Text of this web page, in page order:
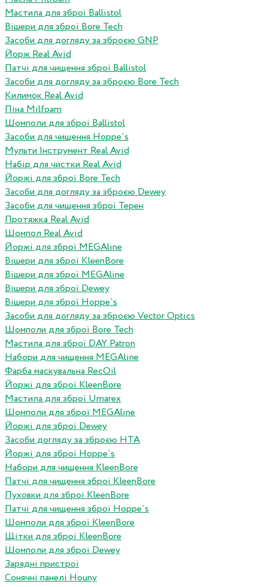
Мастила для зброї Ballistol
Вішери для зброї Bore Tech
Засоби для догляду за зброєю GNP
Йорж Real Avid
Патчі для чищення зброї Ballistol
Засоби для догляду за зброєю Bore Tech
Килимок Real Avid
Піна Milfoam
Шомполи для зброї Ballistol
Засоби для чищення Hoppe`s
Мульти Інструмент Real Avid
Набір для чистки Real Avid
Йоржі для зброї Bore Tech
Засоби для догляду за зброєю Dewey
Засоби для чищення зброї Терен
Протяжка Real Avid
Шомпол Real Avid
Йоржі для зброї MEGAline
Вішери для зброї KleenBore
Вішери для зброї MEGAline
Вішери для зброї Dewey
Вішери для зброї Hoppe`s
Засоби для догляду за зброєю Vector Optics
Шомполи для зброї Bore Tech
Мастила для зброї DAY Patron
Набори для чищення MEGAline
Фарба маскувальна RecOil
Йоржі для зброї KleenBore
Мастила для зброї Umarex
Шомполи для зброї MEGAline
Йоржі для зброї Dewey
Засоби догляду за зброєю HTA
Йоржі для зброї Hoppe`s
Набори для чищення KleenBore
Патчі для чищення зброї KleenBore
Пуховки для зброї KleenBore
Патчі для чищення зброї Hoppe`s
Шомполи для зброї KleenBore
Щітки для зброї KleenBore
Шомполи для зброї Dewey
Зарядні пристрої
Сонячні панелі Houny